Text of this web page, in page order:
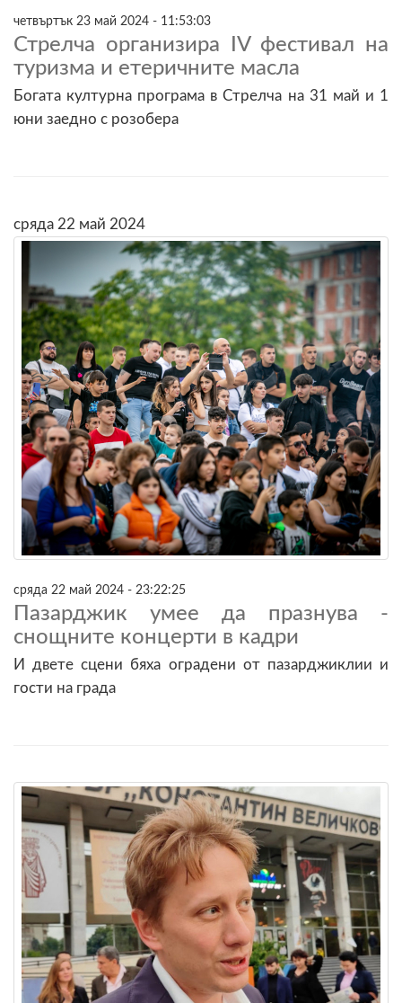
четвъртък 23 май 2024 - 11:53:03
Стрелча организира IV фестивал на
туризма и етеричните масла
Богата културна програма в Стрелча на 31 май и 1
юни заедно с розобера
сряда 22 май 2024
сряда 22 май 2024 - 23:22:25
Пазарджик умее да празнува -
снощните концерти в кадри
И двете сцени бяха оградени от пазарджиклии и
гости на града